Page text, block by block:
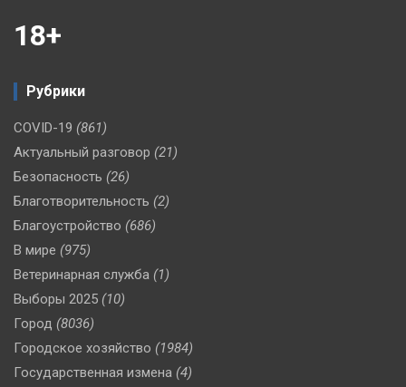
18+
Рубрики
COVID-19 (861)
Актуальный разговор (21)
Безопасность (26)
Благотворительность (2)
Благоустройство (686)
В мире (975)
Ветеринарная служба (1)
Выборы 2025 (10)
Город (8036)
Городское хозяйство (1984)
Государственная измена (4)